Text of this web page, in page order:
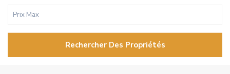
Rechercher Des Propriétés